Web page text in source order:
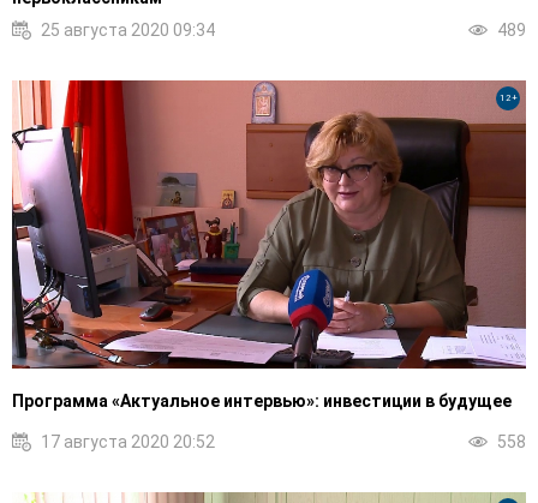
25 августа 2020 09:34
489
Программа «Актуальное интервью»: инвестиции в будущее
17 августа 2020 20:52 558
12+